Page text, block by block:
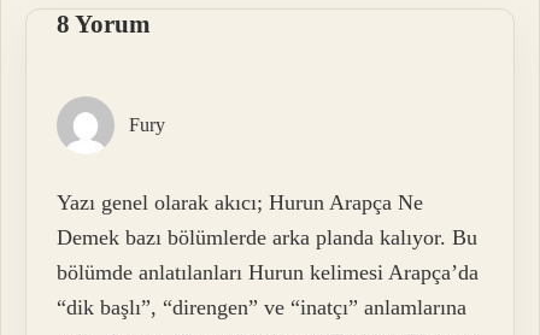
8 Yorum
Fury
Yazı genel olarak akıcı; Hurun Arapça Ne
Demek bazı bölümlerde arka planda kalıyor. Bu
bölümde anlatılanları Hurun kelimesi Arapça’da
“dik başlı”, “direngen” ve “inatçı” anlamlarına